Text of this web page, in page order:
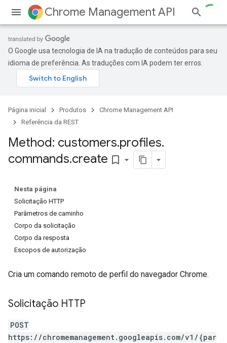
Chrome Management API
O Google usa tecnologia de IA na tradução de conteúdos para seu
idioma de preferência. As traduções com IA podem ter erros.
Página inicial Produtos
Chrome Management API
Referência da REST
Method: customers.profiles.
commands.create bookmark_border
Nesta página
Solicitação HTTP
Parâmetros de caminho
Corpo da solicitação
Corpo da resposta
Escopos de autorização
Cria um comando remoto de perfil do navegador Chrome.
Solicitação HTTP
POST
https://chromemanagement.googleapis.com/v1/{par